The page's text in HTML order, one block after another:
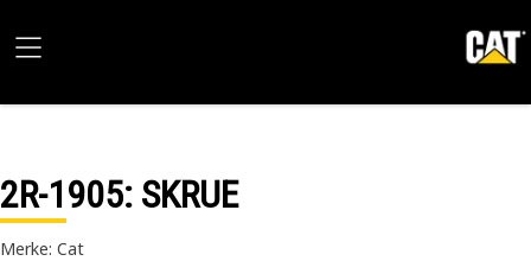
2R-1905: SKRUE
Merke: Cat